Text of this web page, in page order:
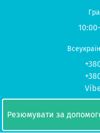
© 2026 UP-
Резюмувати за